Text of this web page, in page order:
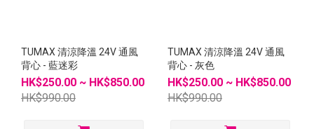
TUMAX 清涼降溫 24V 通風
背心 - 藍迷彩
HK$250.00 ~ HK$850.00
HK$990.00
TUMAX 清涼降溫 24V 通風
背心 - 灰色
HK$250.00 ~ HK$850.00
HK$990.00